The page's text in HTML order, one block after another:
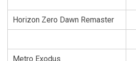
Horizon Zero Dawn Remaster
Metro Exodus